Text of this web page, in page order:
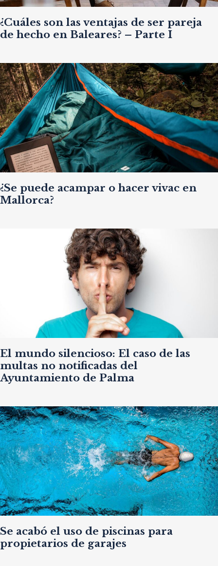
¿Cuáles son las ventajas de ser pareja
de hecho en Baleares? – Parte I
¿Se puede acampar o hacer vivac en
Mallorca?
El mundo silencioso: El caso de las
multas no notificadas del
Ayuntamiento de Palma
Se acabó el uso de piscinas para
propietarios de garajes